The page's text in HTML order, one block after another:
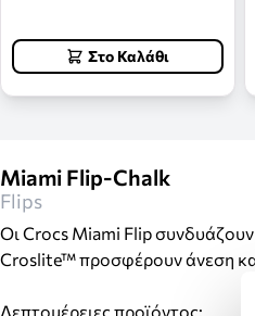
Στο Καλάθι
Miami Flip-Chalk
Flips
Οι Crocs Miami Flip
Croslite™ προσφέρουν άνεση
Λεπτομέρειες προϊόντος: